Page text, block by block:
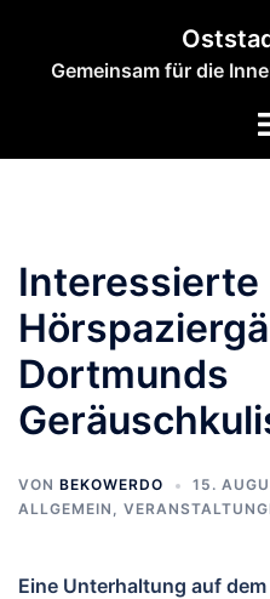
springenGemeinsam für die
Interessierte
Dortmunds
VON BEKOWERDO
15.
ALLGEMEIN ,
Eine Unterhaltung auf dem